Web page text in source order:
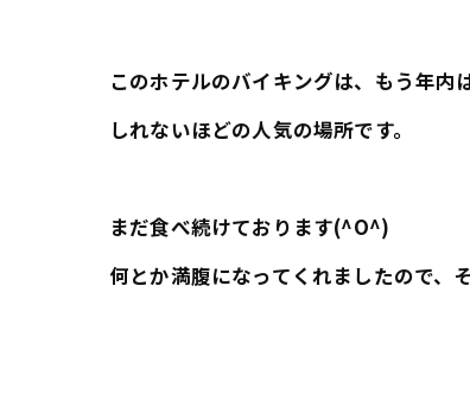
このホテルのバイキングは、もう年内
しれないほどの人気の場所です。
まだ食べ続けております(^O^)
何とか満腹になってくれましたので、